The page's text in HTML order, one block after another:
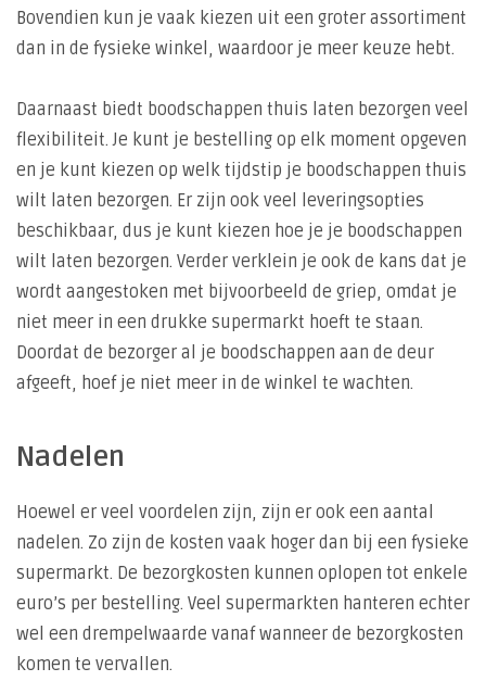
Bovendien kun je vaak kiezen uit een groter assortiment
dan in de fysieke winkel, waardoor je meer keuze hebt.
Daarnaast biedt boodschappen thuis laten bezorgen veel
flexibiliteit. Je kunt je bestelling op elk moment opgeven
en je kunt kiezen op welk tijdstip je boodschappen thuis
wilt laten bezorgen. Er zijn ook veel leveringsopties
beschikbaar, dus je kunt kiezen hoe je je boodschappen
wilt laten bezorgen. Verder verklein je ook de kans dat je
wordt aangestoken met bijvoorbeeld de griep, omdat je
niet meer in een drukke supermarkt hoeft te staan.
Doordat de bezorger al je boodschappen aan de deur
afgeeft, hoef je niet meer in de winkel te wachten.
Nadelen
Hoewel er veel voordelen zijn, zijn er ook een aantal
nadelen. Zo zijn de kosten vaak hoger dan bij een fysieke
supermarkt. De bezorgkosten kunnen oplopen tot enkele
euro’s per bestelling. Veel supermarkten hanteren echter
wel een drempelwaarde vanaf wanneer de bezorgkosten
komen te vervallen.